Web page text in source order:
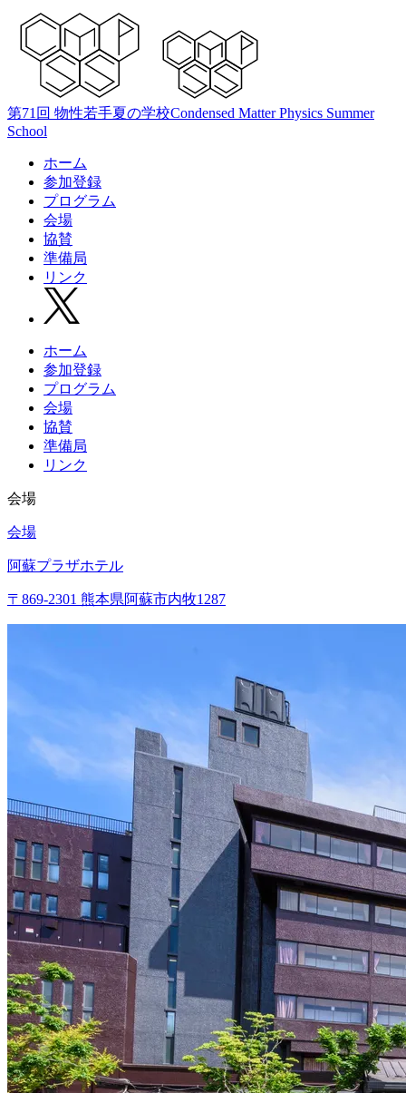
第71回 物性若手夏の学校Condensed Matter Physics Summer
School
ホーム
参加登録
プログラム
会場
協賛
準備局
リンク
ホーム
参加登録
プログラム
会場
協賛
準備局
リンク
会場
会場
阿蘇プラザホテル
〒869-2301 熊本県阿蘇市内牧1287